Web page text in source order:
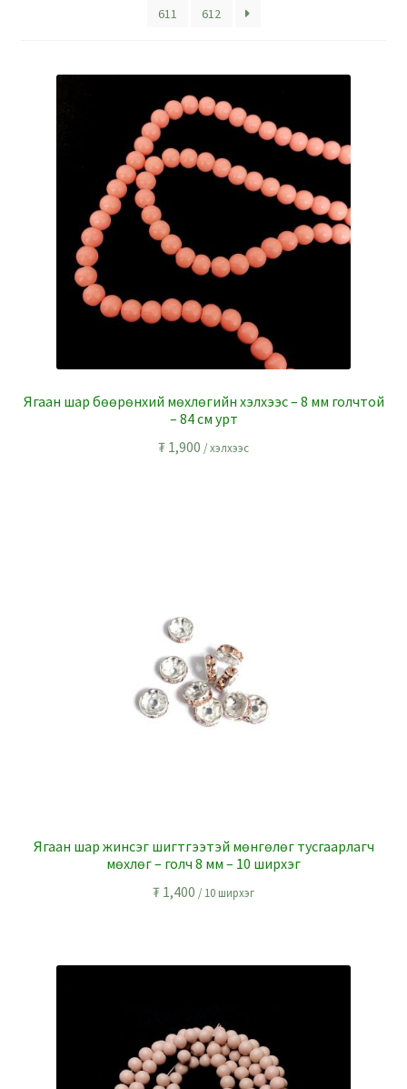
611 612
Ягаан шар бөөрөнхий мөхлөгийн хэлхээс – 8 мм голчтой
– 84 см урт
₮ 1,900 / хэлхээс
Ягаан шар жинсэг шигтгээтэй мөнгөлөг тусгаарлагч
мөхлөг – голч 8 мм – 10 ширхэг
₮ 1,400 / 10 ширхэг